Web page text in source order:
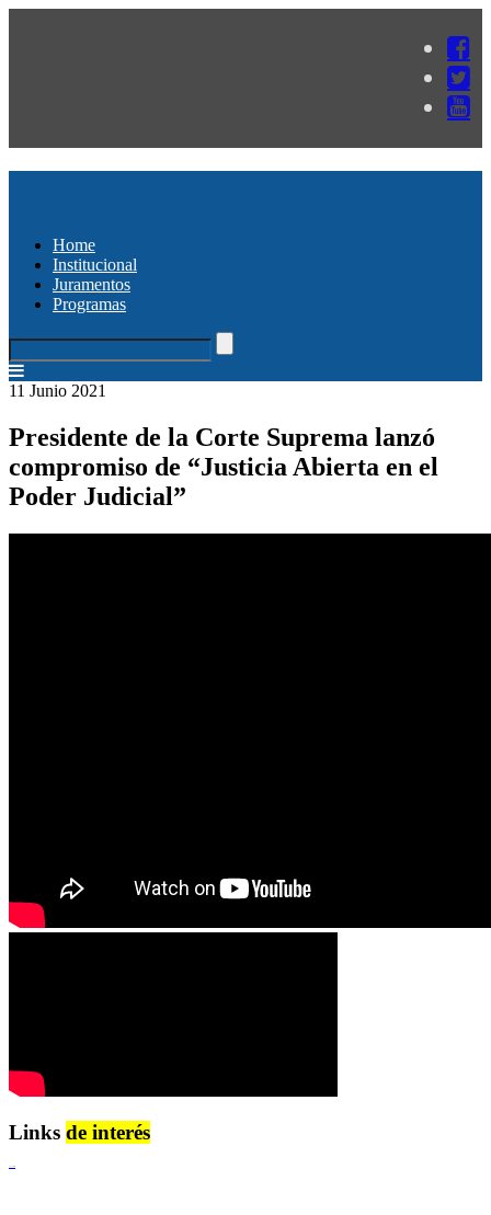
Home
Institucional
Juramentos
Programas
11 Junio 2021
Presidente de la Corte Suprema lanzó
compromiso de “Justicia Abierta en el
Poder Judicial”
Links de interés